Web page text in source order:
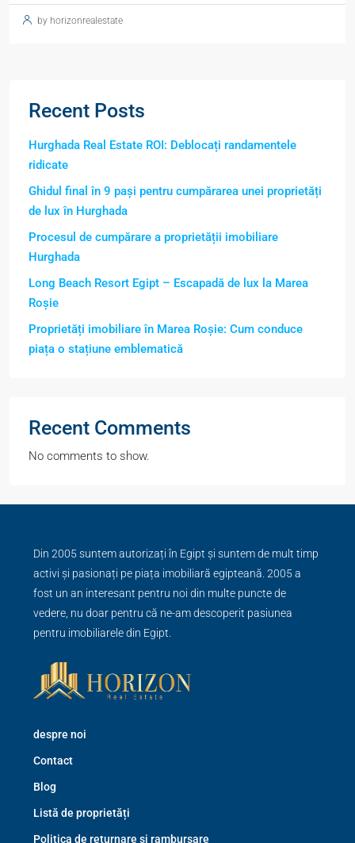
by horizonrealestate
Recent Posts
Hurghada Real Estate ROI: Deblocați randamentele
ridicate
Ghidul final în 9 pași pentru cumpărarea unei proprietăți
de lux în Hurghada
Procesul de cumpărare a proprietății imobiliare
Hurghada
Long Beach Resort Egipt – Escapadă de lux la Marea
Roșie
Proprietăți imobiliare în Marea Roșie: Cum conduce
piața o stațiune emblematică
Recent Comments
No comments to show.
Din 2005 suntem autorizați în Egipt și suntem de mult timp
activi și pasionați pe piața imobiliară egipteană. 2005 a
fost un an interesant pentru noi din multe puncte de
vedere, nu doar pentru că ne-am descoperit pasiunea
pentru imobiliarele din Egipt.
despre noi
Contact
Blog
Listă de proprietăți
Politica de returnare și rambursare